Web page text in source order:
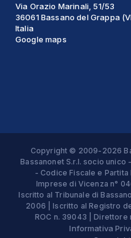
Via Orazio Marinali, 51/53
36061 Bassano del Grappa
Italia
Google maps
Copyright © 2009-2026
Bassanonet S.r.l. socio
- Codice Fiscale e
Imprese di Vicenza n°
Iscritto al Tribunale di
2006 | Iscritto al Registro
ROC n. 39043 |
Informativa